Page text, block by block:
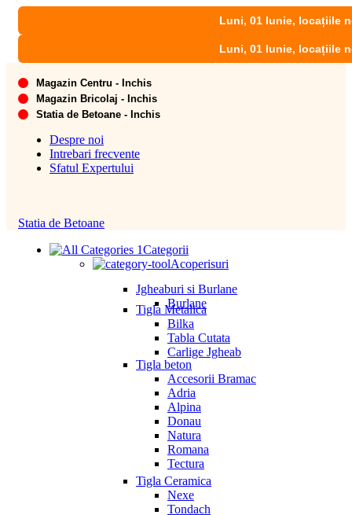
Luni, 01 Iunie, locațiile noastre
Luni, 01 Iunie, locațiile noastre
Magazin Centru - Inchis
Magazin Bricolaj - Inchis
Statia de Betoane - Inchis
Despre noi
Intrebari frecvente
Sfatul Expertului
Statia de Betoane
Categorii
Acoperisuri
Jgheaburi si Burlane
Burlane
Tigla Metalica
Bilka
Tabla Cutata
Carlige Jgheab
Tigla beton
Accesorii Bramac
Adria
Alpina
Donau
Natura
Romana
Tectura
Tigla Ceramica
Nexe
Tondach